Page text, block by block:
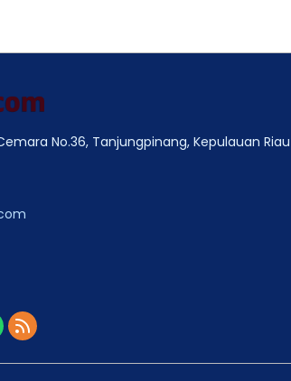
No.36, Tanjungpinang, Kepulauan Riau